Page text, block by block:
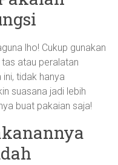
lho! Cukup gunakan
atau peralatan
tidak hanya
suasana jadi lebih
buat pakaian saja!